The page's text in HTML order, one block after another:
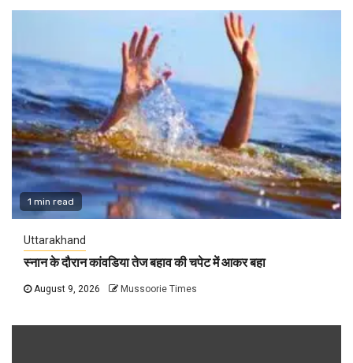
1 min read
Uttarakhand
स्नान के दौरान कांवडिया तेज बहाव की चपेट में आकर बहा
August 9, 2026 Mussoorie Times